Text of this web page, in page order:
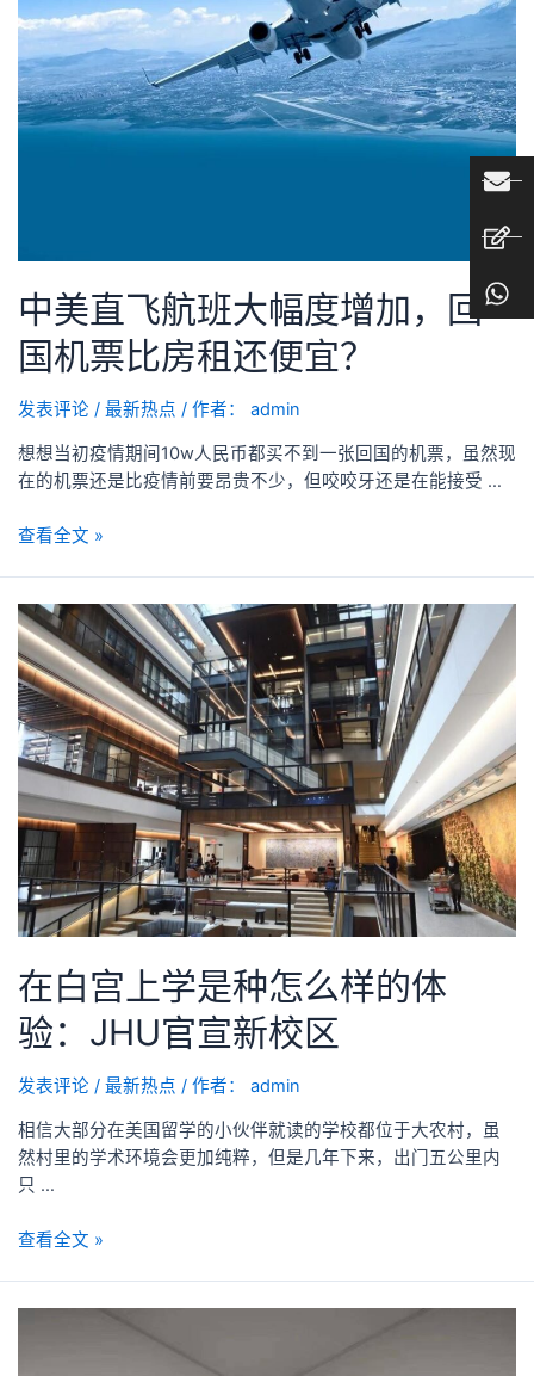
中美直飞航班大幅度增加，回
国机票比房租还便宜？
发表评论 / 最新热点 / 作者： admin
想想当初疫情期间10w人民币都买不到一张回国的机票，虽然现
在的机票还是比疫情前要昂贵不少，但咬咬牙还是在能接受 …
查看全文 »
在白宫上学是种怎么样的体
验：JHU官宣新校区
发表评论 / 最新热点 / 作者： admin
相信大部分在美国留学的小伙伴就读的学校都位于大农村，虽
然村里的学术环境会更加纯粹，但是几年下来，出门五公里内
只 …
查看全文 »